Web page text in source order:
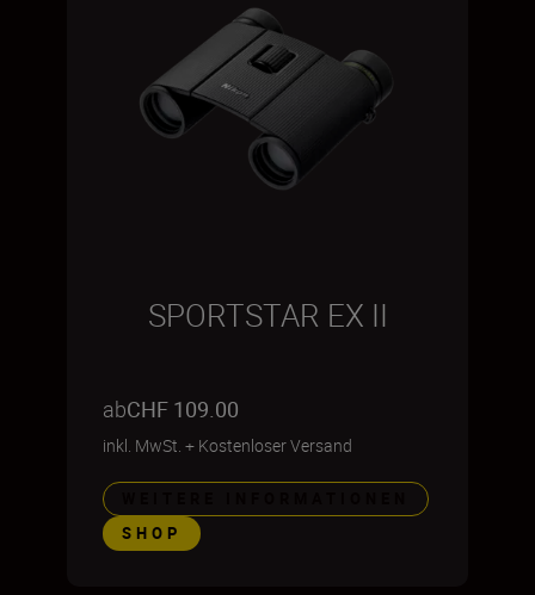
SPORTSTAR EX II
abCHF 109.00
inkl. MwSt. + Kostenloser Versand
SHOP